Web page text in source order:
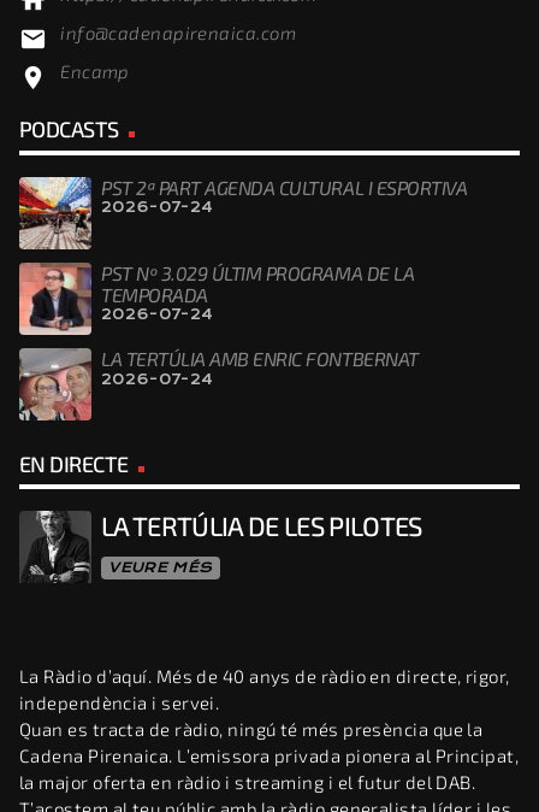
email info@cadenapirenaica.com
location_on Encamp
PODCASTS
PST 2ª PART AGENDA CULTURAL I ESPORTIVA
2026-07-24
PST Nº 3.029 ÚLTIM PROGRAMA DE LA
TEMPORADA
2026-07-24
LA TERTÚLIA AMB ENRIC FONTBERNAT
2026-07-24
EN DIRECTE
LA TERTÚLIA DE LES PILOTES
VEURE MÉS
La Ràdio d’aquí. Més de 40 anys de ràdio en directe, rigor,
independència i servei.
Quan es tracta de ràdio, ningú té més presència que la
Cadena Pirenaica. L’emissora privada pionera al Principat,
la major oferta en ràdio i streaming i el futur del DAB.